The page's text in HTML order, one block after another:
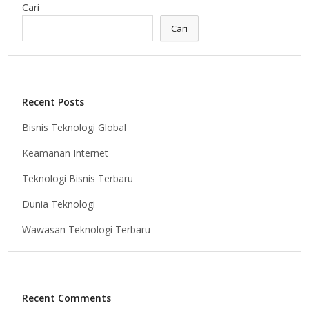
Cari
Cari
Recent Posts
Bisnis Teknologi Global
Keamanan Internet
Teknologi Bisnis Terbaru
Dunia Teknologi
Wawasan Teknologi Terbaru
Recent Comments